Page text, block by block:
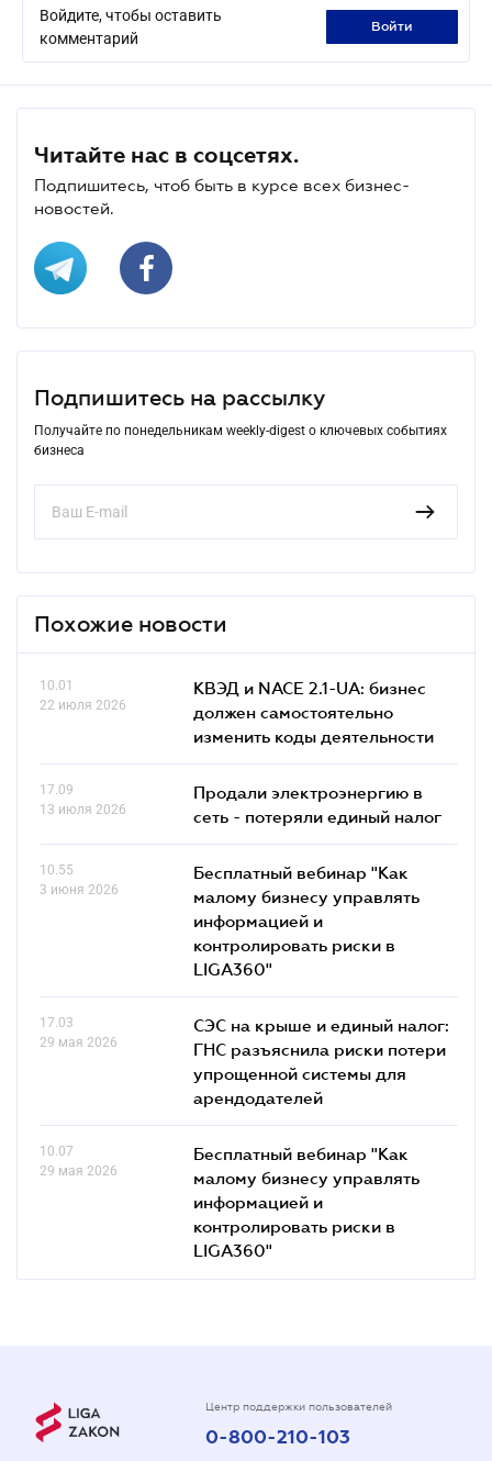
Войдите, чтобы оставить
комментарий
войти
Читайте нас в соцсетях.
Подпишитесь, чтоб быть в курсе всех бизнес-
новостей.
Подпишитесь на рассылку
Получайте по понедельникам weekly-digest о ключевых событиях
бизнеса
Похожие новости
10.01
22 июля 2026
КВЭД и NACE 2.1-UA: бизнес
должен самостоятельно
изменить коды деятельности
17.09
13 июля 2026
Продали электроэнергию в
сеть - потеряли единый налог
10.55
3 июня 2026
Бесплатный вебинар "Как
малому бизнесу управлять
информацией и
контролировать риски в
LIGA360"
17.03
29 мая 2026
СЭС на крыше и единый налог:
ГНС разъяснила риски потери
упрощенной системы для
арендодателей
10.07
29 мая 2026
Бесплатный вебинар "Как
малому бизнесу управлять
информацией и
контролировать риски в
LIGA360"
Центр поддержки пользователей
0-800-210-103